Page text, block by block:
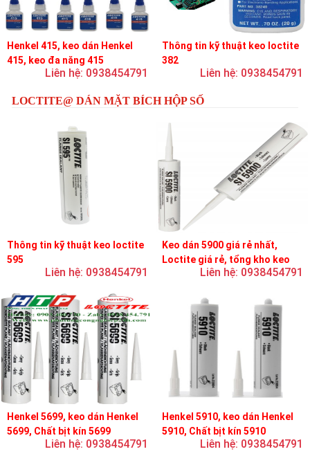
Henkel 415, keo dán Henkel
415, keo đa năng 415
Liên hệ: 0938454791
Thông tin kỹ thuật keo loctite
382
Liên hệ: 0938454791
LOCTITE@ DÁN MẶT BÍCH HỘP SỐ
Thông tin kỹ thuật keo loctite
595
Liên hệ: 0938454791
Keo dán 5900 giá rẻ nhất,
Loctite giá rẻ, tổng kho keo
Liên hệ: 0938454791
Henkel 5699, keo dán Henkel
5699, Chất bịt kín 5699
Liên hệ: 0938454791
Henkel 5910, keo dán Henkel
5910, Chất bịt kín 5910
Liên hệ: 0938454791